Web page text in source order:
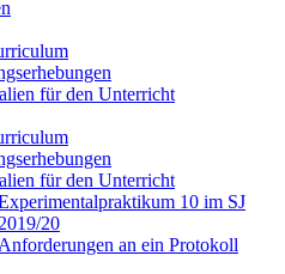
für den Unterricht
für den Unterricht
10 im SJ
2019/20
Anforderungen an ein Protokoll